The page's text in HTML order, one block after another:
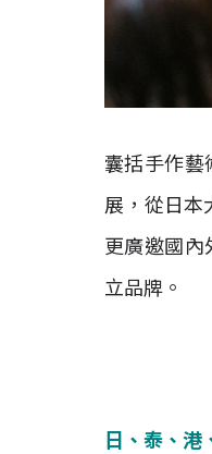
囊括手作藝
展，從日本
更廣邀國內
立品牌。
日、泰、港